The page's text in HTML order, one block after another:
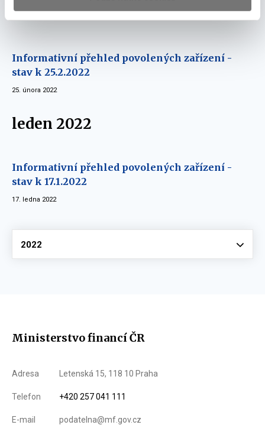
únor 2022
Informativní přehled povolených zařízení -
stav k 25.2.2022
25. února 2022
leden 2022
Informativní přehled povolených zařízení -
stav k 17.1.2022
17. ledna 2022
Vyberte
2022
Ministerstvo financí ČR
Adresa Letenská 15, 118 10 Praha
Telefon +420 257 041 111
E-mail podatelna@mf.gov.cz